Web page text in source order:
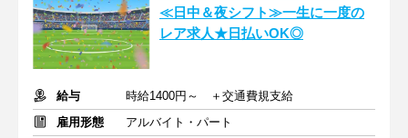
≪日中＆夜シフト≫一生に一度の
レア求人★日払いOK◎
給与
時給1400円～ ＋交通費規支給
雇用形態
アルバイト・パート